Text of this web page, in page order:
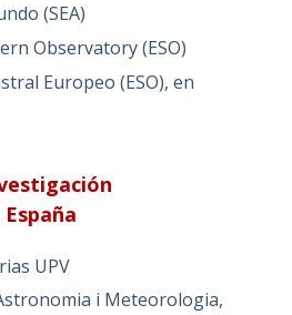
(SEA)
Observatory (ESO)
Europeo (ESO), en
UPV
i Meteorologia,